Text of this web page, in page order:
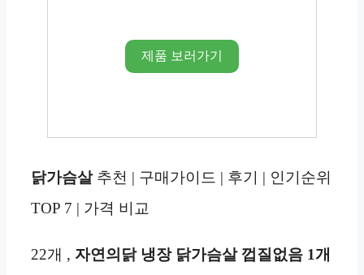
제품 보러가기
닭가슴살추천 | 구매가이드 | 후기 | 인기순위
TOP 7 | 가격 비교
22개 , 자연의닭 냉장 닭가슴살 껍질없음 1개